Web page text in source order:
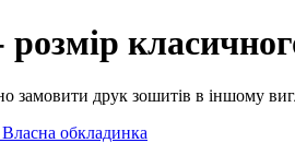
замовити друк зошитів в іншому